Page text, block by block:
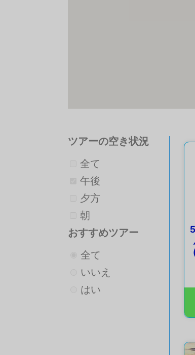
ツアーの空き状況
全て
午後
夕方
朝
おすすめツアー
全て
いいえ
はい